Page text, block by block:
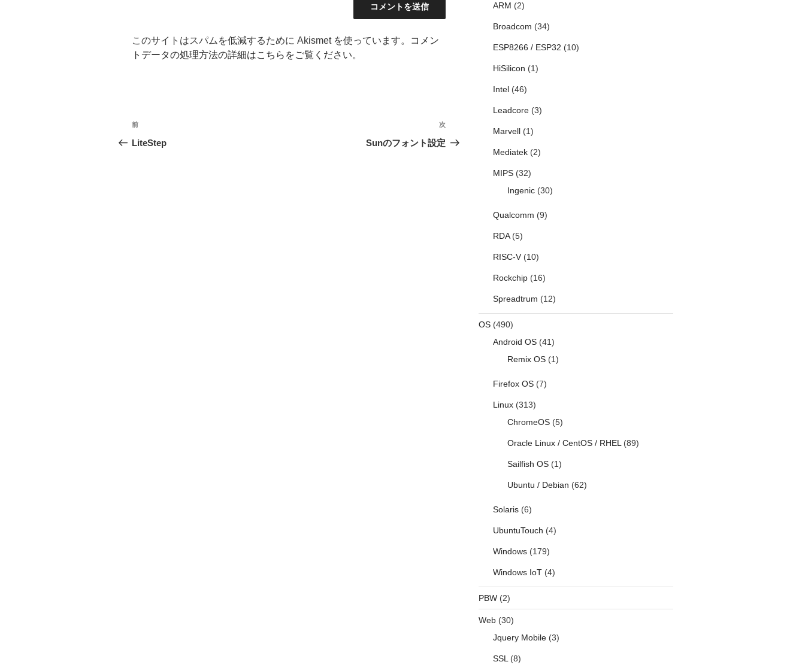
このサイトはスパムを低減するために Akismet を使っています。
コメン
トデータの処理方法の詳細はこちらをご覧ください。
投
稿
前
の
前
LiteStep
次
の
次
Sunのフォント設定
ARM (2)
Broadcom (34)
ESP8266 / ESP32 (10)
HiSilicon (1)
Intel(46)
Leadcore(3)
Marvell(1)
Mediatek(2)
MIPS(32)
Ingenic(30)
Qualcomm (9)
RDA(5)
RISC-V(10)
Rockchip(16)
Spreadtrum (12)
OS(490)
Android OS(41)
Remix OS(1)
Firefox OS(7)
Linux(313)
ChromeOS(5)
Oracle Linux / CentOS / RHEL(89)
Sailfish OS(1)
Ubuntu / Debian (62)
Solaris(6)
UbuntuTouch (4)
Windows(179)
Windows IoT(4)
PBW(2)
Web(30)
Jquery Mobile(3)
SSL(8)